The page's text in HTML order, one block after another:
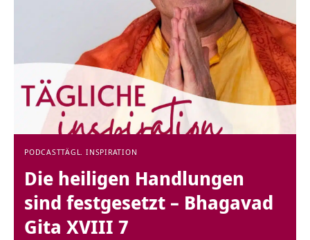
PODCASTTÄGL. INSPIRATION
Die heiligen Handlungen
sind festgesetzt – Bhagavad
Gita XVIII 7